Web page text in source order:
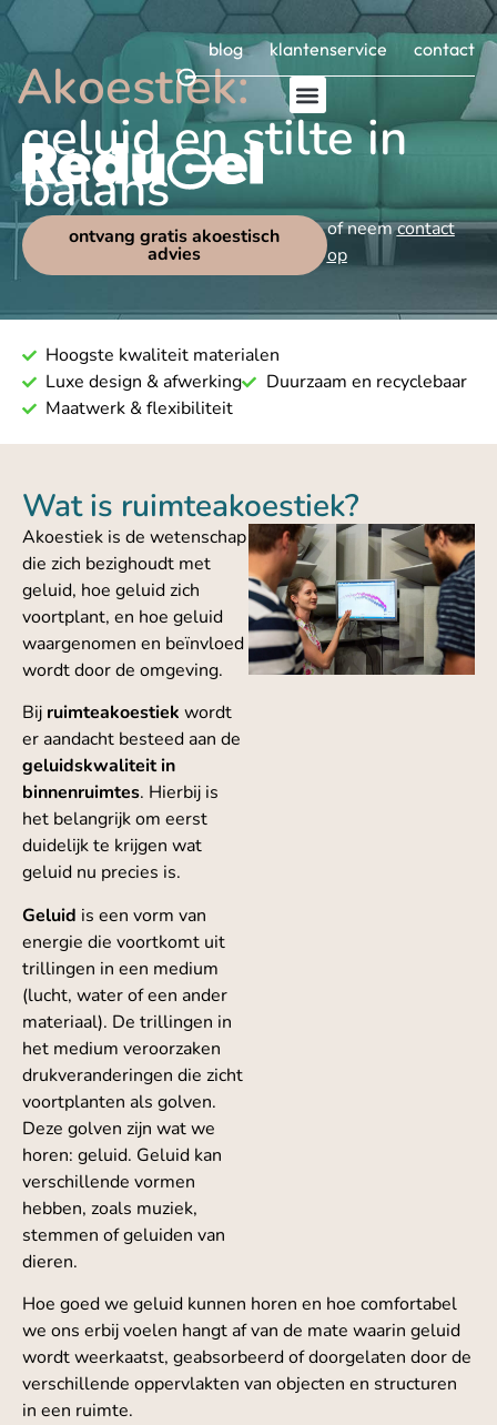
blog klantenservice contact
Akoestiek:
geluid en stilte in
balans
ontvang gratis akoestisch
advies
of neemcontact
op
Hoogste kwaliteit materialen
Luxe design & afwerking
Duurzaam en recyclebaar
Maatwerk & flexibiliteit
Wat is ruimteakoestiek?
Akoestiek is de wetenschap
die zich bezighoudt met
geluid, hoe geluid zich
voortplant, en hoe geluid
waargenomen en beïnvloed
wordt door de omgeving.
Bij ruimteakoestiek wordt
er aandacht besteed aan de
geluidskwaliteit in
binnenruimtes. Hierbij is
het belangrijk om eerst
duidelijk te krijgen wat
geluid nu precies is.
Geluid is een vorm van
energie die voortkomt uit
trillingen in een medium
(lucht, water of een ander
materiaal). De trillingen in
het medium veroorzaken
drukveranderingen die zicht
voortplanten als golven.
Deze golven zijn wat we
horen: geluid. Geluid kan
verschillende vormen
hebben, zoals muziek,
stemmen of geluiden van
dieren.
Hoe goed we geluid kunnen horen en hoe comfortabel
we ons erbij voelen hangt af van de mate waarin geluid
wordt weerkaatst, geabsorbeerd of doorgelaten door de
verschillende oppervlakten van objecten en structuren
in een ruimte.